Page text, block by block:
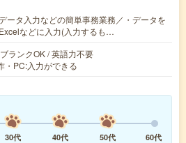
ータ入力などの簡単事務業務／・データを
などに入力(入力するも…
ランクOK / 英語力不要
・PC:入力ができる
30代 40代 50代 60代